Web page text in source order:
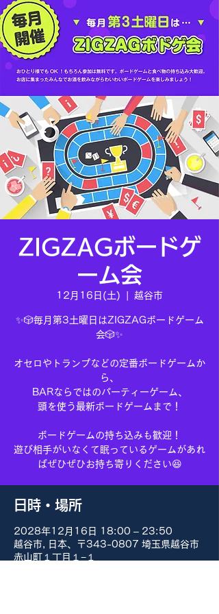
ZIGZAGボードゲ
ーム会
12月16日(土) 越谷市
✨🎲毎月第3土曜日はZIGZAGボードゲーム
会🎲✨
オセロやトランプなどの定番ボードゲームか
ら、
BARならではのパーティーゲーム、
頭を使う最新ボードゲームまで！
ボードゲームの持ち込みも歓迎！
遊び相手がいなくて眠っているゲームがあれ
ばぜひぜひお持ち寄りください😆
日時・場所
2028年12月16日 18:00 – 23:50
越谷市, 日本、〒343-0807 埼玉県越谷市
赤山町１丁目１−１